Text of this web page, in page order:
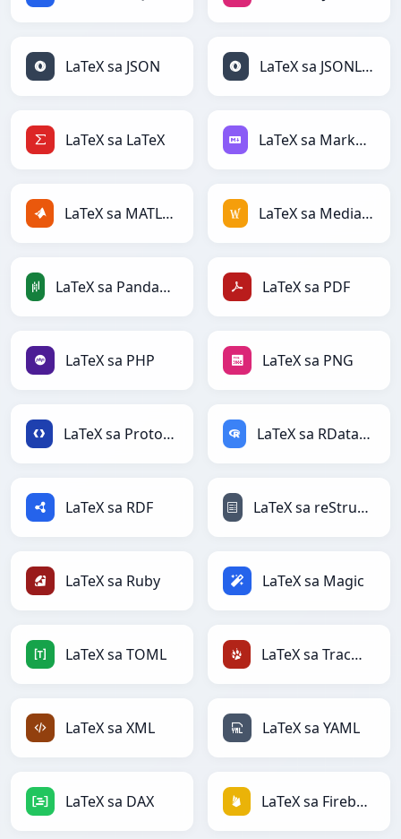
LaTeX sa JSON LaTeX sa JSONLines
LaTeX sa LaTeX LaTeX sa Markdown
LaTeX sa MATLAB LaTeX sa MediaWiki
LaTeX sa PandasDataFrame LaTeX sa PDF
LaTeX sa PHP LaTeX sa PNG
LaTeX sa Protobuf LaTeX sa RDataFrame
LaTeX sa RDF LaTeX sa reStructuredText
LaTeX sa Ruby LaTeX sa Magic
LaTeX sa TOML LaTeX sa TracWiki
LaTeX sa XML LaTeX sa YAML
LaTeX sa DAX LaTeX sa Firebase